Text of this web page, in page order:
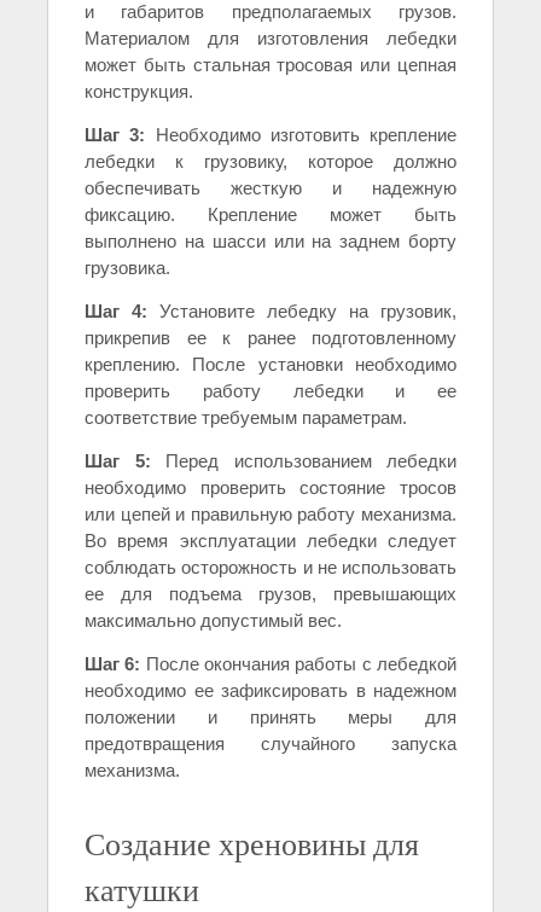
и габаритов предполагаемых грузов.
Материалом для изготовления лебедки
может быть стальная тросовая или цепная
конструкция.
Шаг 3: Необходимо изготовить крепление
лебедки к грузовику, которое должно
обеспечивать жесткую и надежную
фиксацию. Крепление может быть
выполнено на шасси или на заднем борту
грузовика.
Шаг 4: Установите лебедку на грузовик,
прикрепив ее к ранее подготовленному
креплению. После установки необходимо
проверить работу лебедки и ее
соответствие требуемым параметрам.
Шаг 5: Перед использованием лебедки
необходимо проверить состояние тросов
или цепей и правильную работу механизма.
Во время эксплуатации лебедки следует
соблюдать осторожность и не использовать
ее для подъема грузов, превышающих
максимально допустимый вес.
Шаг 6: После окончания работы с лебедкой
необходимо ее зафиксировать в надежном
положении и принять меры для
предотвращения случайного запуска
механизма.
Создание хреновины для
катушки